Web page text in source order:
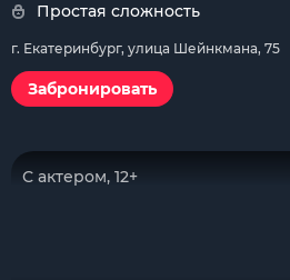
Простая сложность
г. Екатеринбург, улица Шейнкмана, 75
Забронировать
С актером, 12+